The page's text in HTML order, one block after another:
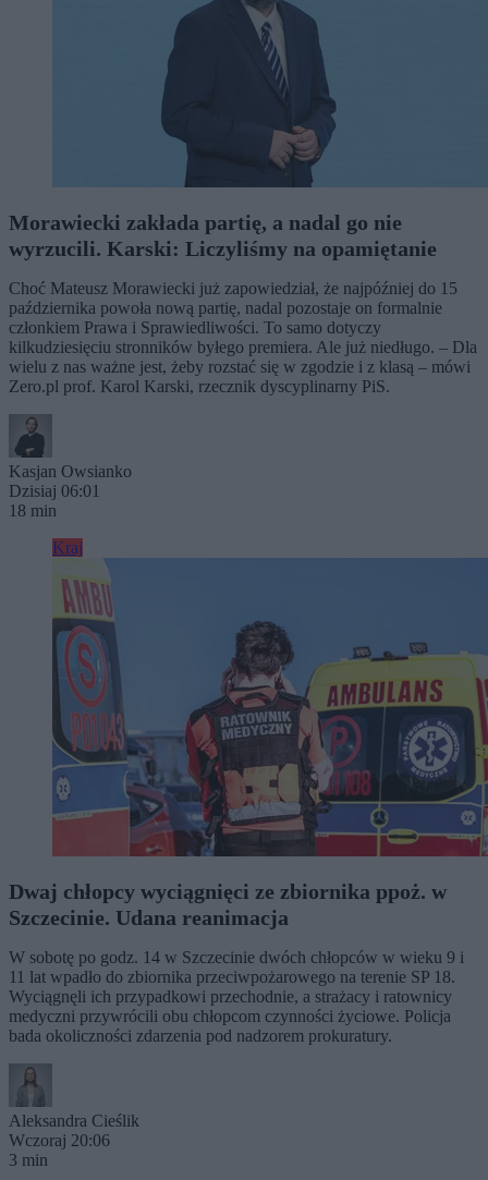
Morawiecki zakłada partię, a nadal go nie
wyrzucili. Karski: Liczyliśmy na opamiętanie
Choć Mateusz Morawiecki już zapowiedział, że najpóźniej do 15
października powoła nową partię, nadal pozostaje on formalnie
członkiem Prawa i Sprawiedliwości. To samo dotyczy
kilkudziesięciu stronników byłego premiera. Ale już niedługo. – Dla
wielu z nas ważne jest, żeby rozstać się w zgodzie i z klasą – mówi
Zero.pl prof. Karol Karski, rzecznik dyscyplinarny PiS.
Kasjan Owsianko
Dzisiaj 06:01
18 min
Kraj
Dwaj chłopcy wyciągnięci ze zbiornika ppoż. w
Szczecinie. Udana reanimacja
W sobotę po godz. 14 w Szczecinie dwóch chłopców w wieku 9 i
11 lat wpadło do zbiornika przeciwpożarowego na terenie SP 18.
Wyciągnęli ich przypadkowi przechodnie, a strażacy i ratownicy
medyczni przywrócili obu chłopcom czynności życiowe. Policja
bada okoliczności zdarzenia pod nadzorem prokuratury.
Aleksandra Cieślik
Wczoraj 20:06
3 min